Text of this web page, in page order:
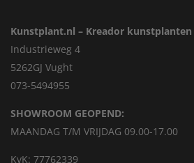
Kunstplant.nl – Kreador kunstplanten
Industrieweg 4
5262GJ Vught
073-5494955
SHOWROOM GEOPEND:
MAANDAG T/M VRIJDAG 09.00-17.00
KvK: 77762339